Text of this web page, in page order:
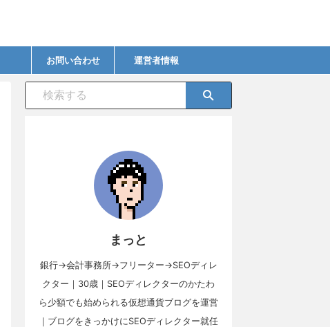
お問い合わせ 運営者情報
まっと
銀行→会計事務所→フリーター→SEOディレ
クター｜30歳｜SEOディレクターのかたわ
ら少額でも始められる仮想通貨ブログを運営
｜ブログをきっかけにSEOディレクター就任